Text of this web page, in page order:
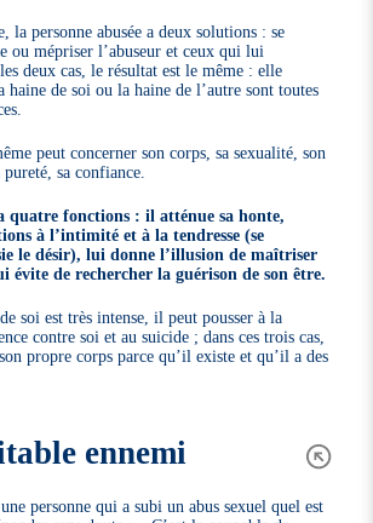
la personne abusée a deux solutions : se
ou mépriser l’abuseur et ceux qui lui
deux cas, le résultat est le même : elle
haine de soi ou la haine de l’autre sont toutes
peut concerner son corps, sa sexualité, son
sa confiance.
quatre fonctions : il atténue sa honte,
à l’intimité et à la tendresse (se
le désir), lui donne l’illusion de maîtriser
évite de rechercher la guérison de son être.
soi est très intense, il peut pousser à la
contre soi et au suicide ; dans ces trois cas,
propre corps parce qu’il existe et qu’il a des
ennemi
personne qui a subi un abus sexuel quel est